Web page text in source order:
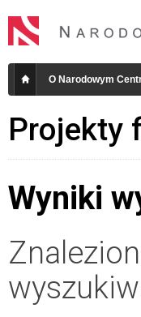
O Narodowym
Projekty
Wyniki